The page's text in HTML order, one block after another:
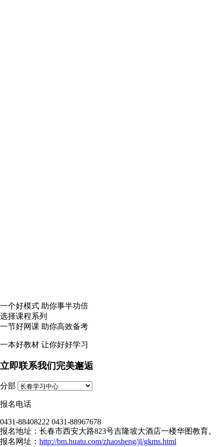
一个好模式 助你事半功倍
选择课程系列
一节好网课 助你高效备考
一本好教材 让你好好学习
立即联系我们完美邂逅
分部
报名电话
0431-88408222 0431-88967678
报名地址：长春市西安大路823号吉隆坡大酒店一楼华图教育。
报名网址： http://bm.huatu.com/zhaosheng/jl/gkms.html